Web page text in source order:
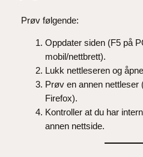
Prøv følgende:
Oppdater siden (F5 på
mobil/nettbrett).
Lukk nettleseren og
Prøv en annen nettleser
Firefox).
Kontroller at du har
annen nettside.